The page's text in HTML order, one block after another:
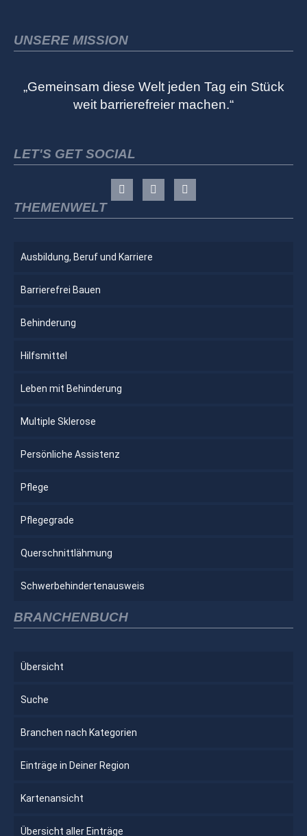
UNSERE MISSION
„Gemeinsam diese Welt jeden Tag ein Stück
weit barrierefreier machen.“
LET'S GET SOCIAL
THEMENWELT
Ausbildung, Beruf und Karriere
Barrierefrei Bauen
Behinderung
Hilfsmittel
Leben mit Behinderung
Multiple Sklerose
Persönliche Assistenz
Pflege
Pflegegrade
Querschnittlähmung
Schwerbehindertenausweis
BRANCHENBUCH
Übersicht
Suche
Branchen nach Kategorien
Einträge in Deiner Region
Kartenansicht
Übersicht aller Einträge